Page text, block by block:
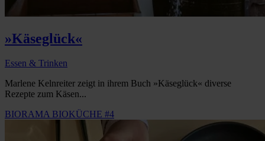
»Käseglück«
Essen & Trinken
Marlene Kelnreiter zeigt in ihrem Buch »Käseglück« diverse
Rezepte zum Käsen...
BIORAMA BIOKÜCHE #4